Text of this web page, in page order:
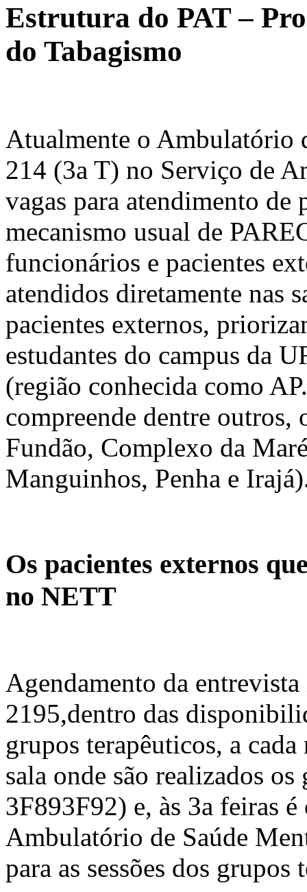
Estrutura do PAT –
do Tabagismo
Atualmente o Ambulatório
214 (3a T) no Serviço de
vagas para atendimento de
mecanismo usual de
funcionários e pacientes
atendidos diretamente nas
pacientes externos,
estudantes do campus da
(região conhecida como
compreende dentre
Fundão, Complexo da
Manguinhos, Penha e
Os pacientes externos
no NETT
Agendamento da
2195,dentro das
grupos terapêuticos, a
sala onde são realizados
3F893F92) e, às 3a feiras
Ambulatório de Saúde
para as sessões dos